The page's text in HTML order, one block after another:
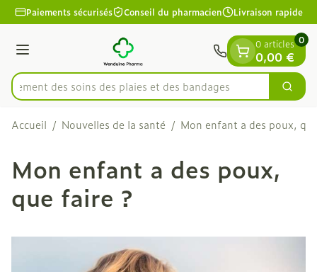
Aller au contenu
1 de 1
Paiements sécurisés Conseil du pharmacien Livraison rapide
Menu
Rechercherdes soins des plaies et des bandages
0 articles
0,00 €
0
Accueil / Nouvelles de la santé / Mon enfant a des poux,
Mon enfant a des poux,
que faire ?